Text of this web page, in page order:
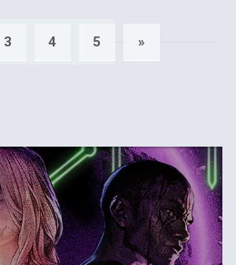
3 4 5 »